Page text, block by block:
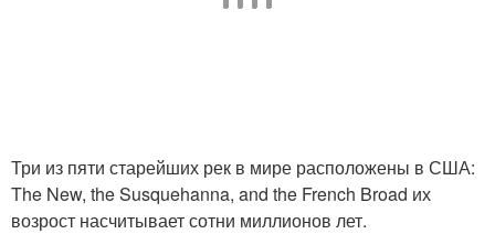
Три из пяти старейших рек в мире расположены в США:
The New, the Susquehanna, and the French Broad их
возрост насчитывает сотни миллионов лет.